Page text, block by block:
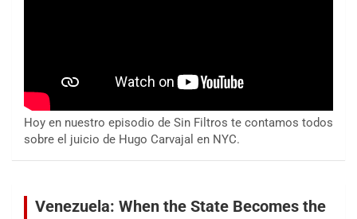
Hoy en nuestro episodio de Sin Filtros te contamos todos
sobre el juicio de Hugo Carvajal en NYC.
Venezuela: When the State Becomes the